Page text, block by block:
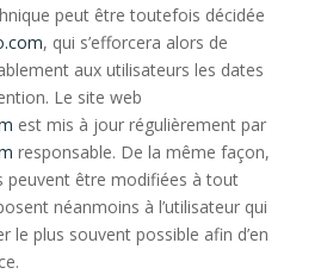
peut être toutefois décidée
, qui s’efforcera alors de
aux utilisateurs les dates
Le site web
est mis à jour régulièrement par
responsable. De la même façon,
peuvent être modifiées à tout
néanmoins à l’utilisateur qui
le plus souvent possible afin d’en